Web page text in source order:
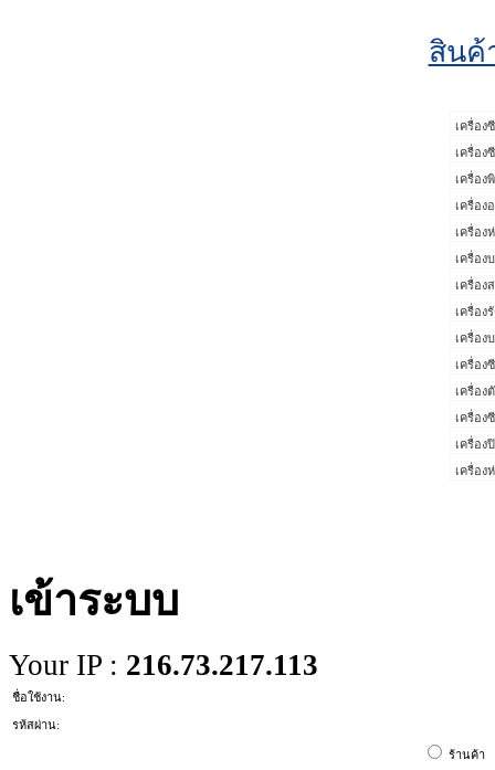
สินค้
เครื่อ
เครื่อง
เครื่อง
เครื่อง
เครื่อ
เครื่อง
เครื่อง
เครื่อง
เครื่อง
เครื่อง
เครื่อง
เครื่อง
เครื่อง
เครื่อง
เข้าระบบ
Your IP : 216.73.217.113
ชื่อใช้งาน:
รห้สผ่าน:
ร้านค้